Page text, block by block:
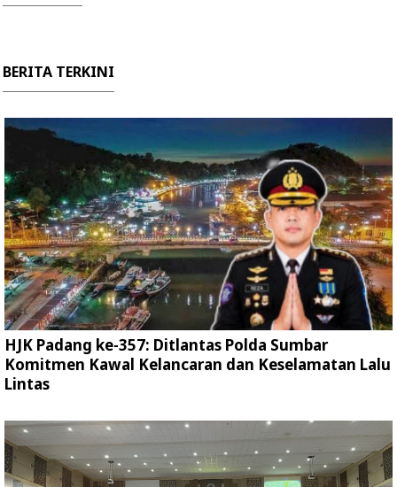
BERITA TERKINI
HJK Padang ke-357: Ditlantas Polda Sumbar
Komitmen Kawal Kelancaran dan Keselamatan Lalu
Lintas